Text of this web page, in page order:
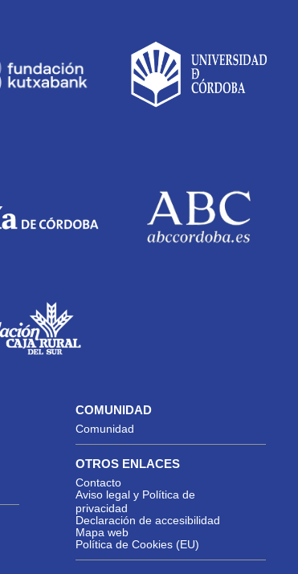
COMUNIDAD
Comunidad
OTROS ENLACES
Contacto
Aviso legal y Política de
privacidad
Declaración de accesibilidad
Mapa web
Política de Cookies (EU)